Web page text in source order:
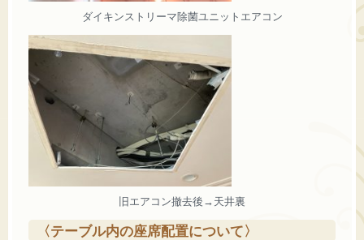
ダイキンストリーマ除菌ユニットエアコン
旧エアコン撤去後→天井裏
〈テーブル内の座席配置について〉